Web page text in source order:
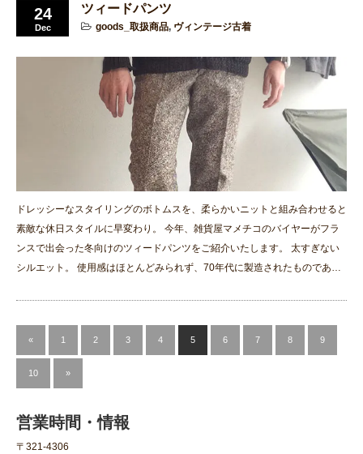
24
Dec
ツィードパンツ
goods_取扱商品, ヴィンテージ古着
ドレッシーなスタイリングのボトムスを、柔らかいニットと組み合わせると
素敵な休日スタイルに早変わり。 今年、雑貨屋マメチコのバイヤーがフラ
ンスで出会った冬向けのツィードパンツをご紹介いたします。 太すぎない
シルエット。 使用感はほとんどみられず、70年代に製造されたものであ…
« 1 2 3 4 5 6 7 8 9
10 »
営業時間・情報
〒321-4306